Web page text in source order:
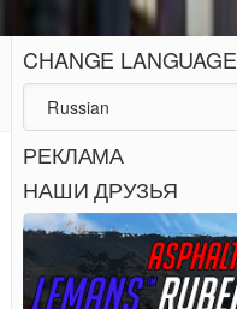
CHANGE LANGUAGE
РЕКЛАМА
НАШИ ДРУЗЬЯ